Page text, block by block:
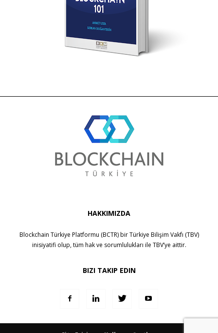
HAKKIMIZDA
Blockchain Türkiye Platformu (BCTR) birTürkiye Bilişim Vakfı (TBV)
inisiyatifi olup, tüm hak ve sorumlulukları ile TBV’ye aittir.
BIZI TAKIP EDIN